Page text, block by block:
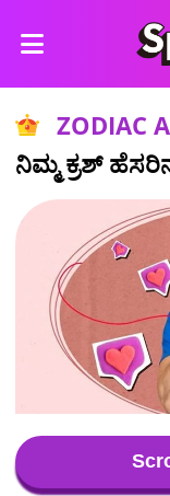
ZODIAC
ನಿಮ್ಮ ಕ್ರಶ್